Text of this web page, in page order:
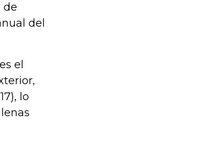
de
del
el
lo